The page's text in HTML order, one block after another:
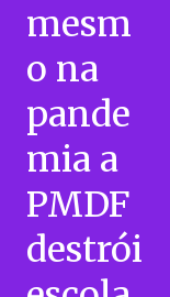
mesm
o na
pande
mia a
PMDF
destrói